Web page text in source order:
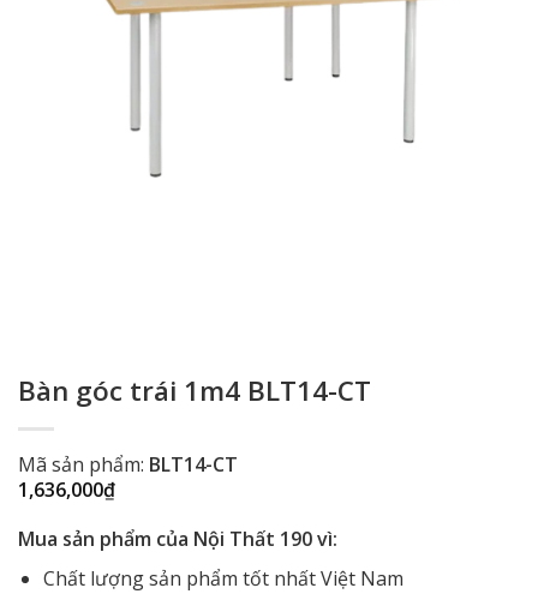
Bàn góc trái 1m4 BLT14-CT
Mã sản phẩm: BLT14-CT
1,636,000₫
Mua sản phẩm của Nội Thất 190 vì:
Chất lượng sản phẩm tốt nhất Việt Nam